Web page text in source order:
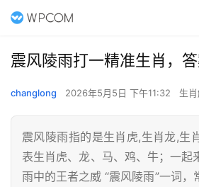
震风陵雨打一精准生肖，
changlong 2026年5月5日 下午11:32 生
震风陵雨指的是生肖虎,生肖龙,生
表生肖虎、龙、马、鸡、牛；一起
雨中的王者之威 “震风陵雨”一词，